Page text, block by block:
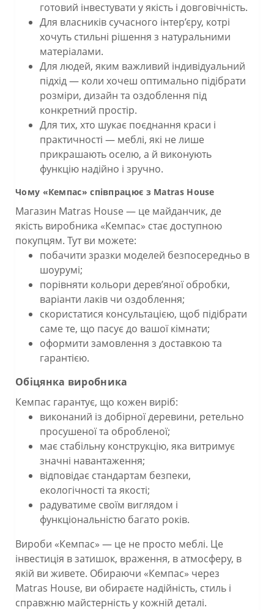
готовий інвестувати у якість і довговічність.
Для власників сучасного інтер’єру, котрі
хочуть стильні рішення з натуральними
матеріалами.
Для людей, яким важливий індивідуальний
підхід — коли хочеш оптимально підібрати
розміри, дизайн та оздоблення під
конкретний простір.
Для тих, хто шукає поєднання краси і
практичності — меблі, які не лише
прикрашають оселю, а й виконують
функцію надійно і зручно.
Чому «Кемпас» співпрацює з Matras House
Магазин Matras House — це майданчик, де
якість виробника «Кемпас» стає доступною
покупцям. Тут ви можете:
побачити зразки моделей безпосередньо в
шоурумі;
порівняти кольори дерев’яної обробки,
варіанти лаків чи оздоблення;
скористатися консультацією, щоб підібрати
саме те, що пасує до вашої кімнати;
оформити замовлення з доставкою та
гарантією.
Обіцянка виробника
Кемпас гарантує, що кожен виріб:
виконаний із добірної деревини, ретельно
просушеної та обробленої;
має стабільну конструкцію, яка витримує
значні навантаження;
відповідає стандартам безпеки,
екологічності та якості;
радуватиме своїм виглядом і
функціональністю багато років.
Вироби «Кемпас» — це не просто меблі. Це
інвестиція в затишок, враження, в атмосферу, в
якій ви живете. Обираючи «Кемпас» через
Matras House, ви обираєте надійність, стиль і
справжню майстерність у кожній деталі.